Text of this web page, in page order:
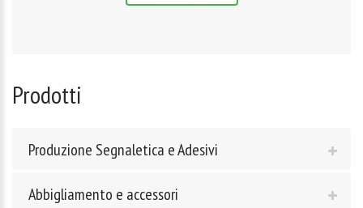
Prodotti
Produzione Segnaletica e Adesivi
Abbigliamento e accessori